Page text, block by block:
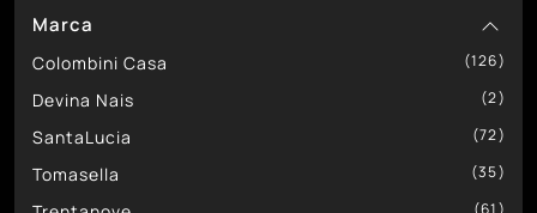
Marca
Colombini Casa 126
Devina Nais 2
SantaLucia 72
Tomasella 35
61